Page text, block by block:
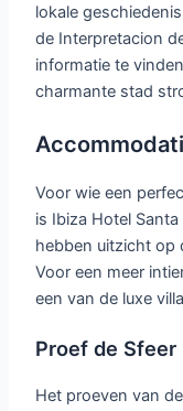
lokale
de Interpretacion
informatie te
charmante stad
Voor wie een
is Ibiza Hotel
hebben uitzicht op
Voor een meer
een van de luxe
Proef de Sfeer
Het proeven van